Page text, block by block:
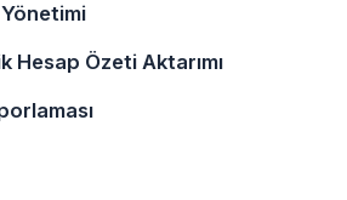
Hesap Özeti Aktarımı